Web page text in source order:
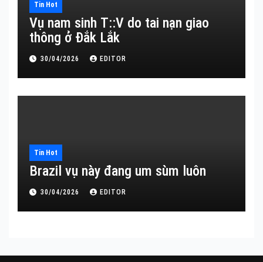
Tin Hot
Vụ nam sinh T::V do tai nạn giao
thông ở Đắk Lắk
30/04/2026 EDITOR
Tin Hot
Brazil vụ này đang um sùm luôn
30/04/2026 EDITOR